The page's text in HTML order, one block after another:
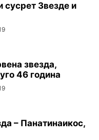
сусрет Звезде и
звезда,
46 година
– Панатинаикос,